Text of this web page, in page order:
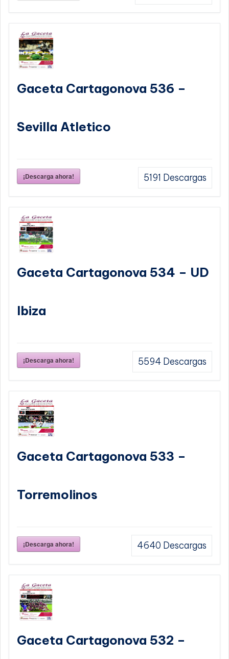
Gaceta Cartagonova 536 –
Sevilla Atletico
¡Descarga ahora! 5191 Descargas
Gaceta Cartagonova 534 – UD
Ibiza
¡Descarga ahora! 5594 Descargas
Gaceta Cartagonova 533 –
Torremolinos
¡Descarga ahora! 4640 Descargas
Gaceta Cartagonova 532 –